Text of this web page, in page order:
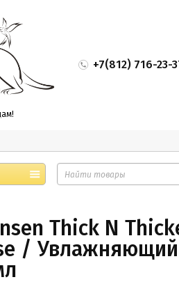
+7(812) 716-23-
Thick N
/